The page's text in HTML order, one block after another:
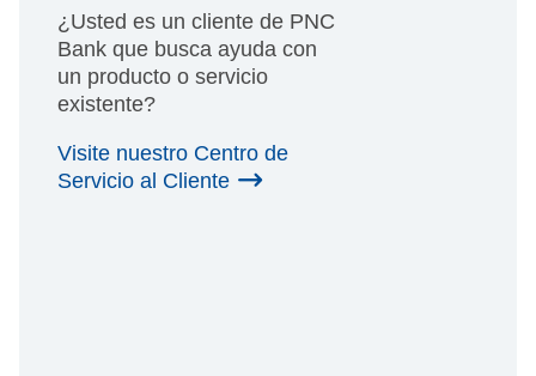
¿Usted es un cliente de PNC
Bank que busca ayuda con
un producto o servicio
existente?
Visite nuestro Centro de
Servicio al Cliente